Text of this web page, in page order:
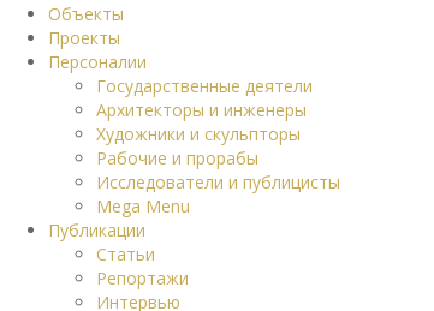
Объекты
Проекты
Персоналии
Государственные деятели
Архитекторы и инженеры
Художники и скульпторы
Рабочие и прорабы
Исследователи и публицисты
Mega Menu
Публикации
Статьи
Репортажи
Интервью